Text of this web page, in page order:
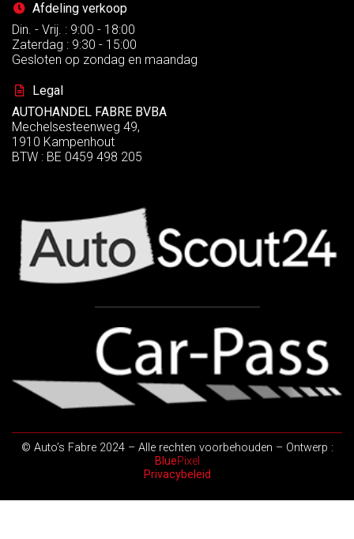
Afdeling verkoop
Din. - Vrij. : 9:00 - 18:00
Zaterdag : 9:30 - 15:00
Gesloten op zondag en maandag
Legal
AUTOHANDEL FABRE BVBA
Mechelsesteenweg 49,
1910 Kampenhout
BTW : BE 0459 498 205
© Auto’s Fabre 2024 – Alle rechten voorbehouden – Ontwerp :
BluePixel
Privacybeleid